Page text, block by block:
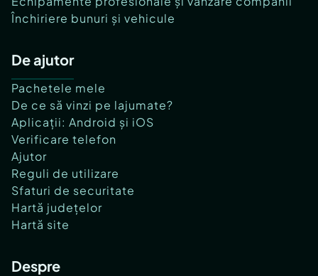
Închiriere bunuri și vehicule
De ajutor
Pachetele mele
De ce să vinzi pe lajumate?
Aplicații: Android și iOS
Verificare telefon
Ajutor
Reguli de utilizare
Sfaturi de securitate
Hartă județelor
Hartă site
Despre